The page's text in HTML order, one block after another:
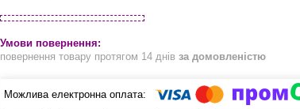
повернення товару протягом 14 днів за домовленістю